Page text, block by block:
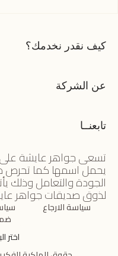
كيف نقدر نخدمك؟
عن الشركة
تابعنــا
تسعى جواهر عايشة على
يحمل اسمها كما تحرص
الجودة والتعامل وذلك
لذوق صديقات جواهر
سياسة الارجاع
اختر